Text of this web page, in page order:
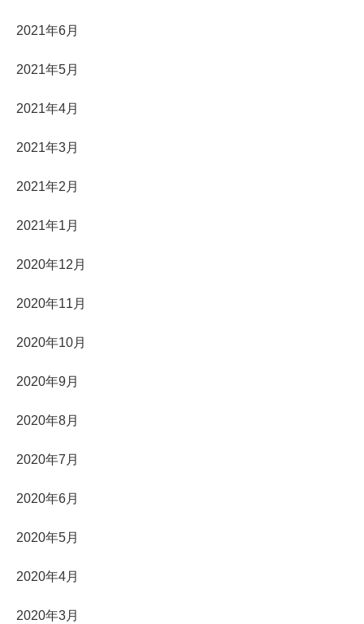
2021年6月
2021年5月
2021年4月
2021年3月
2021年2月
2021年1月
2020年12月
2020年11月
2020年10月
2020年9月
2020年8月
2020年7月
2020年6月
2020年5月
2020年4月
2020年3月